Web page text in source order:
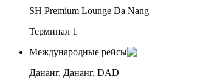
SH Premium Lounge Da Nang
Терминал 1
Международные рейсы
Дананг, Дананг, DAD